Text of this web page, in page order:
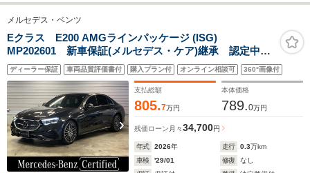
メルセデス・ベンツ
Eクラス E200 AMGラインパッケージ (ISG)
MP202601 新車保証(メルセデス・ケア)継承 認定中古
車 元弊社デモカー AMGライン ヘッドアップディス
プレイ ブルメスターサウンド 純正ドライブレコーダ
ー メモリー付きパワーシート 360°カメラシステム
ディーラー保証 車両品質評価書付 購入プラン付 オンライン相談可 360°画像付
支払総額
805.7万円
本体価格
789.0万円
残価ローン 月々34,700円
年式 2026年 走行 0.3万km
車検
'29/01 修復
なし